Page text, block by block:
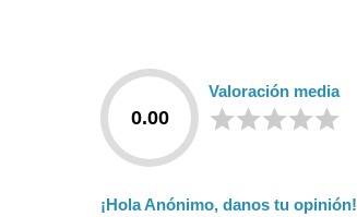
0.00
Valoración media
¡Hola Anónimo, danos tu opinión!